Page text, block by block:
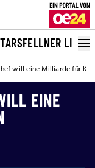
FELLNER LIVE
will eine Milliarde für
EINE